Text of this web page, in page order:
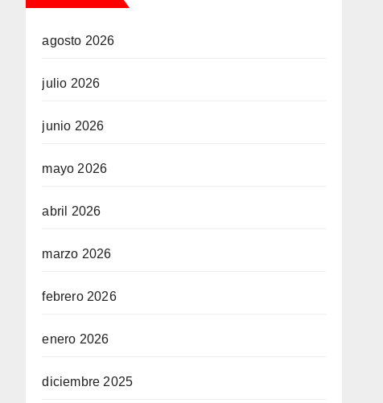
agosto 2026
julio 2026
junio 2026
mayo 2026
abril 2026
marzo 2026
febrero 2026
enero 2026
diciembre 2025